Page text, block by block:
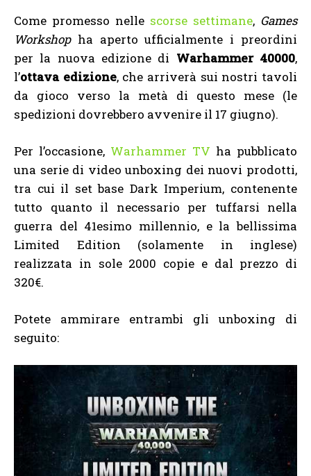
Come promesso nelle scorse settimane, Games
Workshopha aperto ufficialmente i preordini
per la nuova edizione di Warhammer 40000,
l’ottava edizione, che arriverà sui nostri tavoli
da gioco verso la metà di questo mese (le
spedizioni dovrebbero avvenire il 17 giugno).
Per l’occasione, Warhammer TV ha pubblicato
una serie di video unboxing dei nuovi prodotti,
tra cui il set base Dark Imperium, contenente
tutto quanto il necessario per tuffarsi nella
guerra del 41esimo millennio, e la bellissima
Limited Edition (solamente in inglese)
realizzata in sole 2000 copie e dal prezzo di
320€.
Potete ammirare entrambi gli unboxing di
seguito: